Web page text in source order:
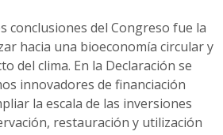
conclusiones del Congreso fue la
hacia una bioeconomía circular y
del clima. En la Declaración se
innovadores de financiación
la escala de las inversiones
restauración y utilización